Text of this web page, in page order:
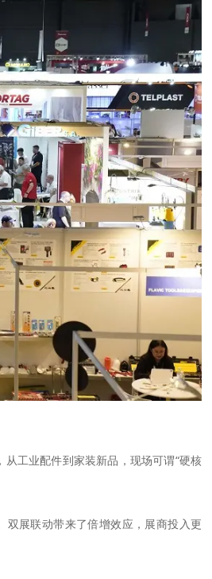
工业配件到家装新品，现场可谓“硬核
展联动带来了倍增效应，展商投入更